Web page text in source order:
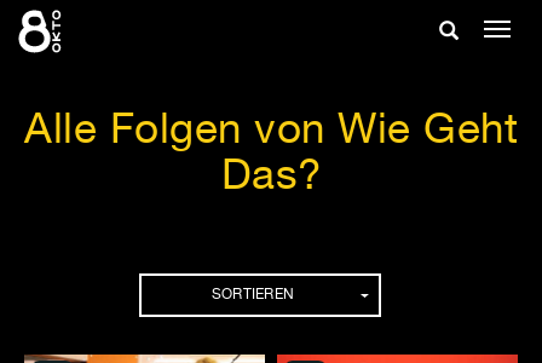
Zum
Inhalt
Suche
Alle Folgen von Wie Geht
Das?
SORTIEREN